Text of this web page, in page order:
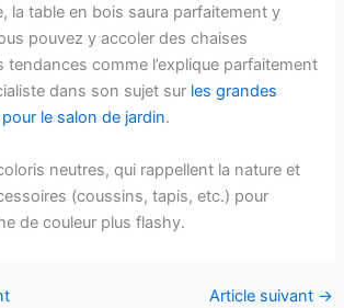
la table en bois saura parfaitement y
pouvez y accoler des chaises
tendances comme l’explique parfaitement
dans son sujet sur les grandes
le salon de jardin.
neutres, qui rappellent la nature et
(coussins, tapis, etc.) pour
de couleur plus flashy.
Article suivant →